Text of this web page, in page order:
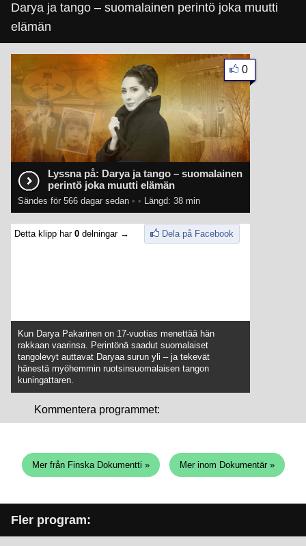
Darya ja tango – suomalainen perintö joka muutti
elämän
Lyssna på: Darya ja tango – suomalainen
perintö joka muutti elämän
Sändes för 566 dagar sedan • • Längd: 38 min
0
Detta klipp har 0 delningar → Dela på Facebook
Kun Darya Pakarinen on 17-vuotias menettää hän
rakkaan vaarinsa. Perintönä saadut suomalaiset
tangolevyt auttavat Daryaa surun yli – ja tekevät
hänestä myöhemmin ruotsinsuomalaisen tangon
kuningattaren.
Kommentera programmet:
Mer från Finska Dokumentti » Mer inom Dokumentär »
Fler program: